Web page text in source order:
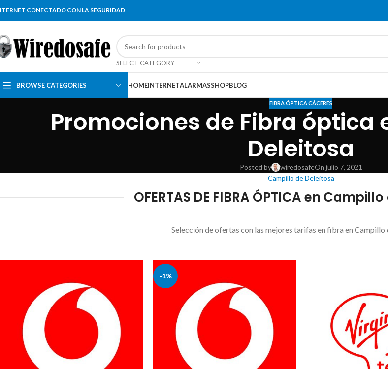
CONECTADO CON LA SEGURIDAD
SELECT CATEGORY
BROWSE CATEGORIES HOMEINTERNETALARMASSHOPBLOG
FIBRA ÓPTICA CÁCERES
Promociones de Fibra óptica
Deleitosa
Posted by wiredosafeOn julio 7, 2021
Campillo de Deleitosa
OFERTAS DE FIBRA ÓPTICA en
Selección de ofertas con las mejores tarifas en fibra en Campillo
-1%